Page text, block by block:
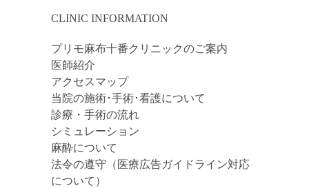
CLINIC INFORMATION
プリモ麻布十番クリニックのご案内
医師紹介
アクセスマップ
当院の施術･手術･看護について
診療・手術の流れ
シミュレーション
麻酔について
法令の遵守（医療広告ガイドライン対応
について）